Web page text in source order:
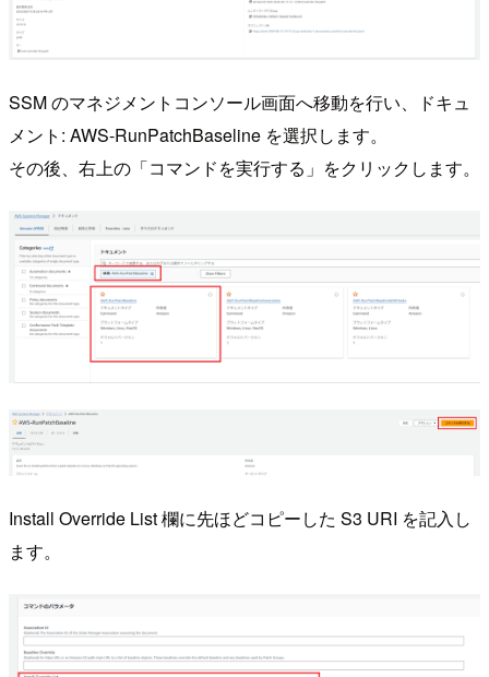
SSM のマネジメントコンソール画面へ移動を行い、ドキュ
メント: AWS-RunPatchBaseline を選択します。
その後、右上の「コマンドを実行する」をクリックします。
Install Override List 欄に先ほどコピーした S3 URI を記入し
ます。